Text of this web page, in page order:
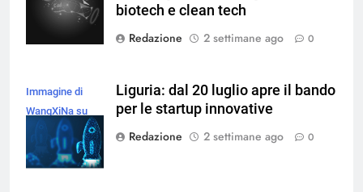
biotech e clean tech
Redazione
2 settimane ago 0
Immagine di
WangXiNa su
Magnific
Liguria: dal 20 luglio apre il bando
per le startup innovative
Redazione
2 settimane ago 0